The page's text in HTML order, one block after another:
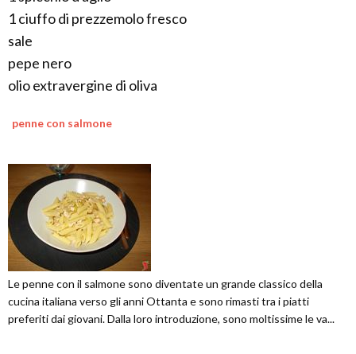
1 ciuffo di prezzemolo fresco
sale
pepe nero
olio extravergine di oliva
penne con salmone
Le penne con il salmone sono diventate un grande classico della
cucina italiana verso gli anni Ottanta e sono rimasti tra i piatti
preferiti dai giovani. Dalla loro introduzione, sono moltissime le va...